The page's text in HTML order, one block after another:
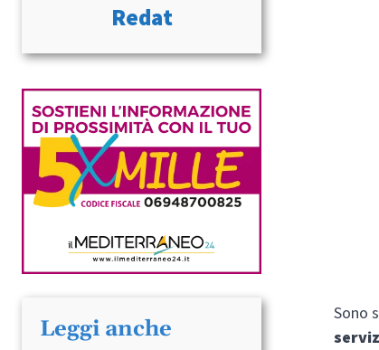
Redat
Leggi anche
Sono